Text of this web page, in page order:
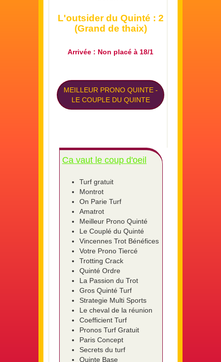
L'outsider du Quinté : 2
(Grand de thaix)
Arrivée : Non placé à 18/1
MEILLEUR PRONO QUINTE-
LE COUPLE DU QUINTE
Ca vaut le coup d'oeil
Turf gratuit
Montrot
On Parie Turf
Amatrot
Meilleur Prono Quinté
Le Couplé du Quinté
Vincennes Trot Bénéfices
Votre Prono Tiercé
Trotting Crack
Quinté Ordre
La Passion du Trot
Gros Quinté Turf
Strategie Multi Sports
Le cheval de la réunion
Coefficient Turf
Pronos Turf Gratuit
Paris Concept
Secrets du turf
Quinte Base